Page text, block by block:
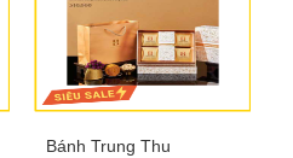
Bánh Trung Thu